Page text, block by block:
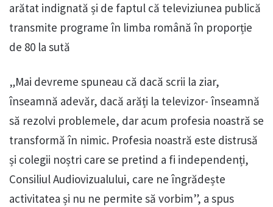
arătat indignată și de faptul că televiziunea publică
transmite programe în limba română în proporție
de 80 la sută
„Mai devreme spuneau că dacă scrii la ziar,
înseamnă adevăr, dacă arăți la televizor- înseamnă
să rezolvi problemele, dar acum profesia noastră se
transformă în nimic. Profesia noastră este distrusă
și colegii noștri care se pretind a fi independenți,
Consiliul Audiovizualului, care ne îngrădește
activitatea și nu ne permite să vorbim”, a spus